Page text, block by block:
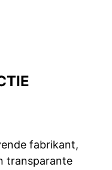
fabrikant,
transparante